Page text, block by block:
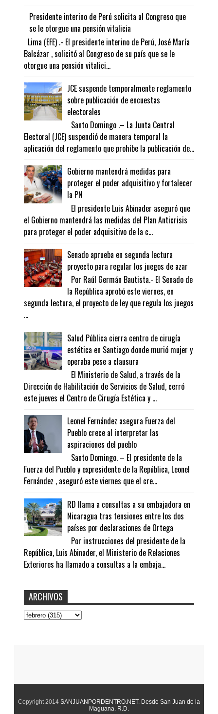
Presidente interino de Perú solicita al Congreso que
se le otorgue una pensión vitalicia
Lima (EFE) .- El presidente interino de Perú, José María
Balcázar , solicitó al Congreso de su país que se le
otorgue una pensión vitalici...
JCE suspende temporalmente reglamento
sobre publicación de encuestas
electorales
Santo Domingo .– La Junta Central
Electoral (JCE) suspendió de manera temporal la
aplicación del reglamento que prohíbe la publicación de...
Gobierno mantendrá medidas para
proteger el poder adquisitivo y fortalecer
la PN
El presidente Luis Abinader aseguró que
el Gobierno mantendrá las medidas del Plan Anticrisis
para proteger el poder adquisitivo de la c...
Senado aprueba en segunda lectura
proyecto para regular los juegos de azar
Por Raúl Germán Bautista.- El Senado de
la República aprobó este viernes, en
segunda lectura, el proyecto de ley que regula los juegos
...
Salud Pública cierra centro de cirugía
estética en Santiago donde murió mujer y
operaba pese a clausura
El Ministerio de Salud, a través de la
Dirección de Habilitación de Servicios de Salud, cerró
este jueves el Centro de Cirugía Estética y ...
Leonel Fernández asegura Fuerza del
Pueblo crece al interpretar las
aspiraciones del pueblo
Santo Domingo. – El presidente de la
Fuerza del Pueblo y expresidente de la República, Leonel
Fernández , aseguró este viernes que el cre...
RD llama a consultas a su embajadora en
Nicaragua tras tensiones entre los dos
países por declaraciones de Ortega
Por instrucciones del presidente de la
República, Luis Abinader, el Ministerio de Relaciones
Exteriores ha llamado a consultas a la embaja...
ARCHIVOS
Copyright 2014 SANJUANPORDENTRO.NET. Desde San Juan de la
Maguana. R.D.